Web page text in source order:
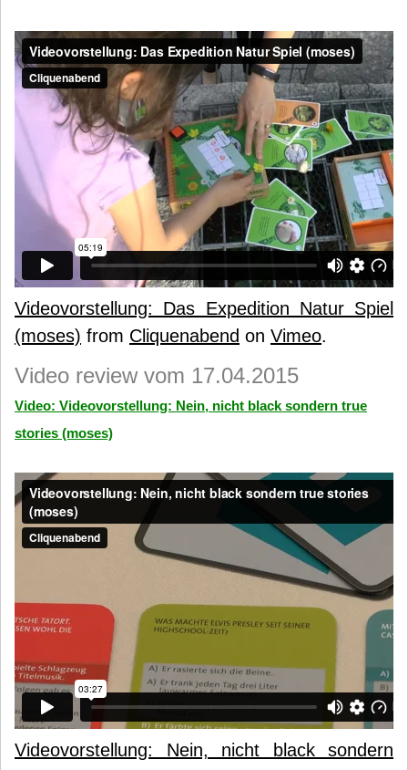
Videovorstellung: Das Expedition Natur Spiel
(moses) from Cliquenabend on Vimeo.
Video review vom 17.04.2015
Video: Videovorstellung: Nein, nicht black sondern true
stories (moses)
Videovorstellung: Nein, nicht black sondern